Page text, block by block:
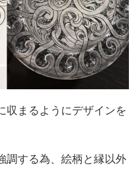
収まるようにデザインを
調する為、絵柄と縁以外